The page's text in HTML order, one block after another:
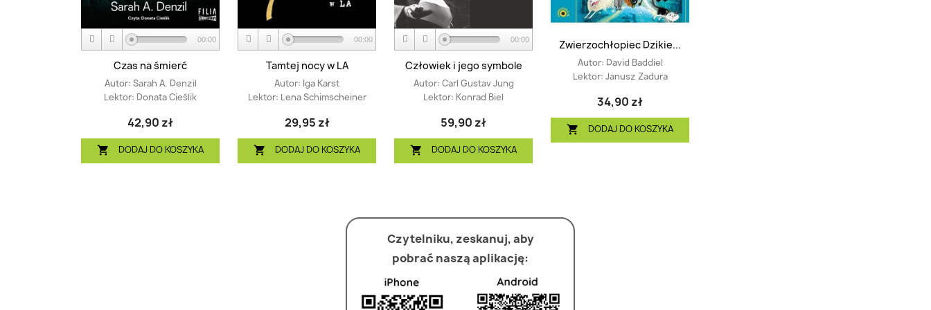
00:00
Czas na śmierć
Autor: Sarah A. Denzil
Lektor: Donata Cieślik
42,90 zł
 DODAJ DO KOSZYKA
00:00
Tamtej nocy w LA
Autor: Iga Karst
Lektor: Lena Schimscheiner
29,95 zł
 DODAJ DO KOSZYKA
00:00
Człowiek i jego symbole
Autor: Carl Gustav Jung
Lektor: Konrad Biel
59,90 zł
 DODAJ DO KOSZYKA
Zwierzochłopiec Dzikie...
Autor: David Baddiel
Lektor: Janusz Zadura
34,90 zł
 DODAJ DO KOSZYKA
Czytelniku, zeskanuj, aby
pobrać naszą aplikację: